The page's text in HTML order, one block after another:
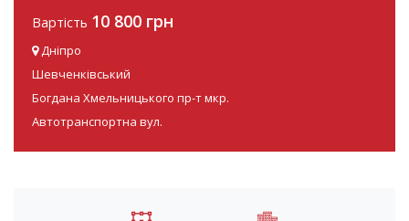
Вартість 10 800 грн
Дніпро
Шевченківський
Богдана Хмельницького пр-т мкр.
Автотранспортна вул.